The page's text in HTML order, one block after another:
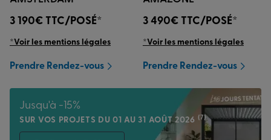
3 190€ TTC/POSÉ*
*Voir les mentions légales
Prendre Rendez-vous
3 490€ TTC/POSÉ*
*Voir les mentions légales
Prendre Rendez-vous
Jusqu'à -15%
SUR VOS PROJETS DU 01 AU 31 AOÛT 2026 (7)